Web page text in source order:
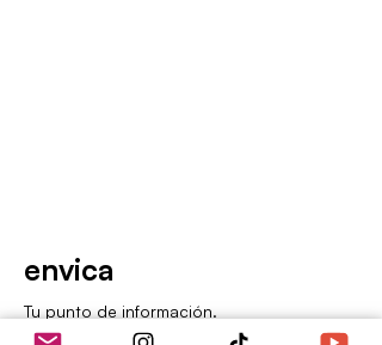
envica
Tu punto de información.